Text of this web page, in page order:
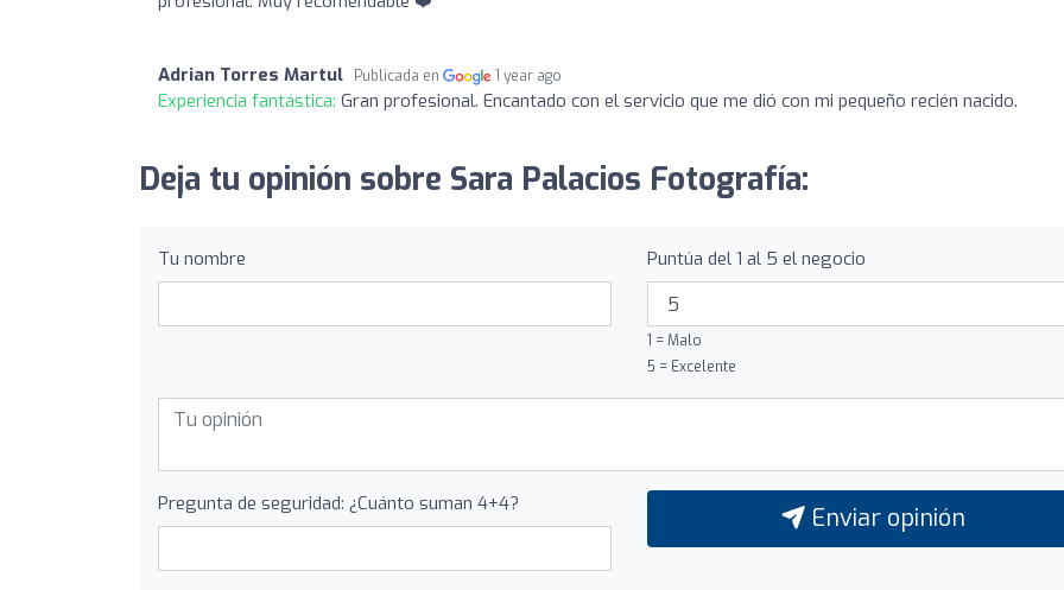
Adrian Torres Martul Publicada en 1 year ago
Experiencia fantástica: Gran profesional. Encantado con el servicio que me dió con mi pequeño recién nacido.
Deja tu opinión sobre Sara Palacios Fotografía:
Tu nombre Puntúa del 1 al 5 el negocio
1 = Malo
5 = Excelente
Pregunta de seguridad: ¿Cuánto suman 4+4? Enviar opinión